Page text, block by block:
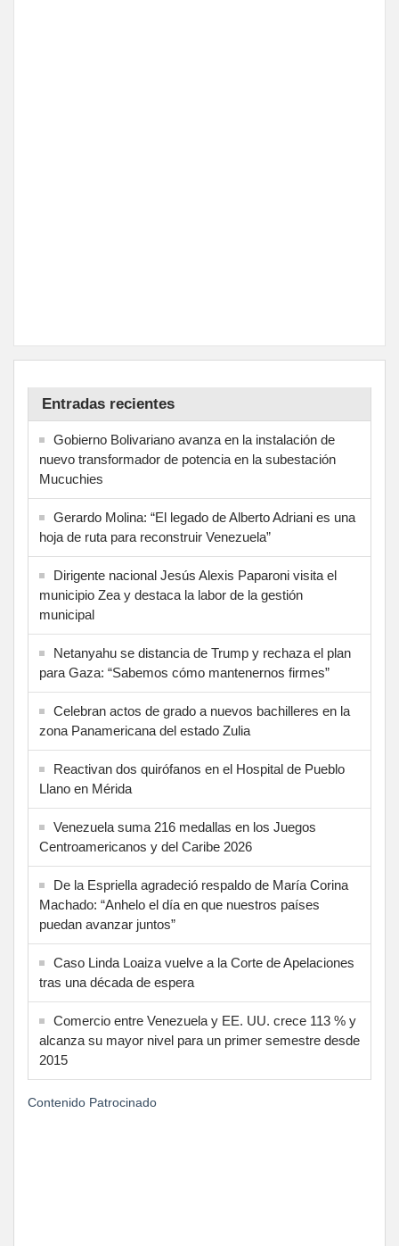
Entradas recientes
Gobierno Bolivariano avanza en la instalación de
nuevo transformador de potencia en la subestación
Mucuchies
Gerardo Molina: “El legado de Alberto Adriani es una
hoja de ruta para reconstruir Venezuela”
Dirigente nacional Jesús Alexis Paparoni visita el
municipio Zea y destaca la labor de la gestión
municipal
Netanyahu se distancia de Trump y rechaza el plan
para Gaza: “Sabemos cómo mantenernos firmes”
Celebran actos de grado a nuevos bachilleres en la
zona Panamericana del estado Zulia
Reactivan dos quirófanos en el Hospital de Pueblo
Llano en Mérida
Venezuela suma 216 medallas en los Juegos
Centroamericanos y del Caribe 2026
De la Espriella agradeció respaldo de María Corina
Machado: “Anhelo el día en que nuestros países
puedan avanzar juntos”
Caso Linda Loaiza vuelve a la Corte de Apelaciones
tras una década de espera
Comercio entre Venezuela y EE. UU. crece 113 % y
alcanza su mayor nivel para un primer semestre desde
2015
Contenido Patrocinado